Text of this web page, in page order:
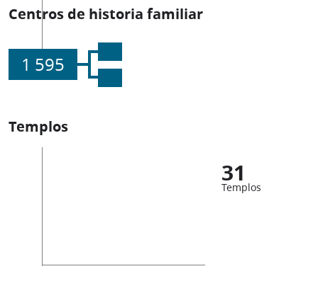
Centros de historia familiar
1 595
Templos
31
Templos